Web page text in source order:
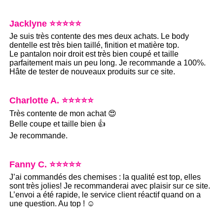
Jacklyne ⭐⭐⭐⭐⭐
Je suis très contente des mes deux achats. Le body
dentelle est très bien taillé, finition et matière top.
Le pantalon noir droit est très bien coupé et taille
parfaitement mais un peu long. Je recommande a 100%.
Hâte de tester de nouveaux produits sur ce site.
Charlotte A. ⭐⭐⭐⭐⭐
Très contente de mon achat 😍
Belle coupe et taille bien 👍
Je recommande.
Fanny C. ⭐⭐⭐⭐⭐
J’ai commandés des chemises : la qualité est top, elles
sont très jolies! Je recommanderai avec plaisir sur ce site.
L’envoi a été rapide, le service client réactif quand on a
une question. Au top ! ☺️